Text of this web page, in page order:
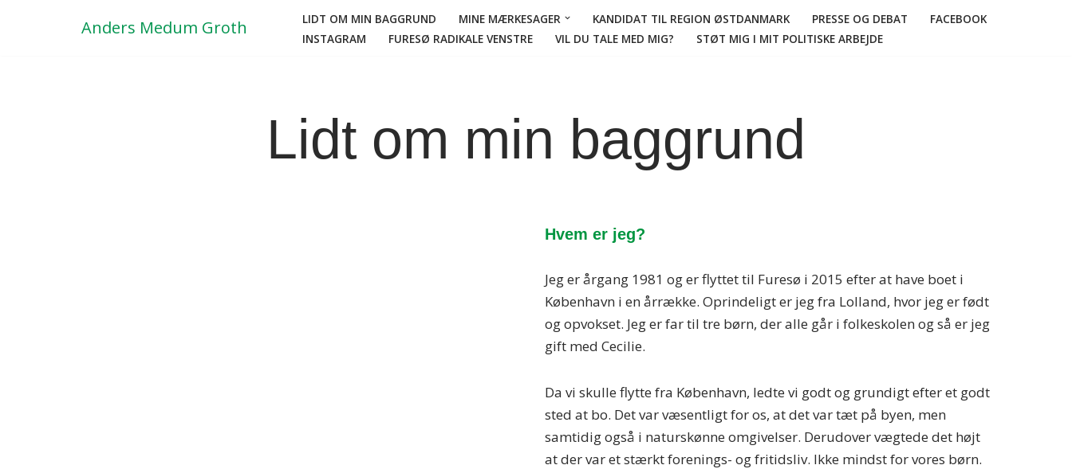
Anders Medum Groth LIDT OM MIN BAGGRUND MINE MÆRKESAGER KANDIDAT TIL REGION ØSTDANMARK PRESSE OG DEBAT
FACEBOOK
INSTAGRAM
FURESØ RADIKALE VENSTRE VIL DU TALE MED MIG? STØT MIG I MIT POLITISKE ARBEJDE
Lidt om min baggrund
Hvem er jeg?
Jeg er årgang 1981 og er flyttet til Furesø i 2015 efter at have boet i
København i en årrække. Oprindeligt er jeg fra Lolland, hvor jeg er født
og opvokset. Jeg er far til tre børn, der alle går i folkeskolen og så er jeg
gift med Cecilie.
Da vi skulle flytte fra København, ledte vi godt og grundigt efter et godt
sted at bo. Det var væsentligt for os, at det var tæt på byen, men
samtidig også i naturskønne omgivelser. Derudover vægtede det højt
at der var et stærkt forenings- og fritidsliv. Ikke mindst for vores børn.